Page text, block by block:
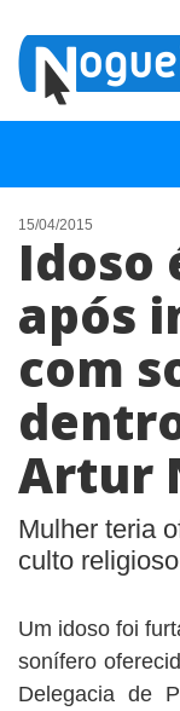
NOTÍCIAS
LISTA DIGITAL
CONTATO
ANUNCIE
15/04/2015
Idoso
após
com
Artur
Mulher teria
culto
Um idoso foi
sonífero
Delegacia de